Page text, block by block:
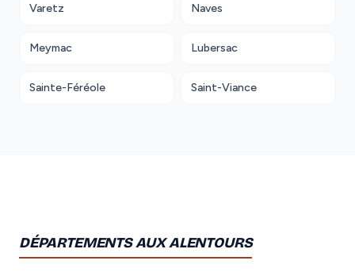
Varetz Naves
Meymac Lubersac
Sainte-Féréole Saint-Viance
DÉPARTEMENTS AUX ALENTOURS